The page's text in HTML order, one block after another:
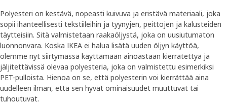
Polyesteri on kestävä, nopeasti kuivuva ja eristävä materiaali, joka
sopii ihanteellisesti tekstiileihin ja tyynyjen, peittojen ja kalusteiden
täytteisiin. Sitä valmistetaan raakaöljystä, joka on uusiutumaton
luonnonvara. Koska IKEA ei halua lisätä uuden öljyn käyttöä,
olemme nyt siirtymässä käyttämään ainoastaan kierrätettyä ja
jäljitettävissä olevaa polyesteria, joka on valmistettu esimerkiksi
PET-pulloista. Hienoa on se, että polyesterin voi kierrättää aina
uudelleen ilman, että sen hyvät ominaisuudet muuttuvat tai
tuhoutuvat.